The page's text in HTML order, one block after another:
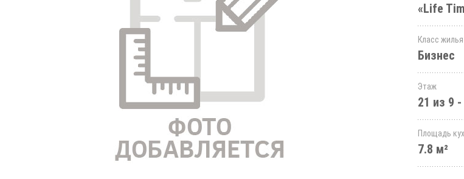
«Life
Класс жилья
Бизнес
Этаж
21 из 9 -
Площадь
7.8 м²